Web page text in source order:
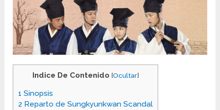
Indice De Contenido [Ocultar]
1 Sinopsis
2 Reparto de Sungkyunkwan Scandal